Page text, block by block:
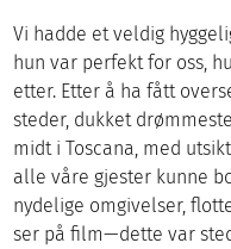
Vi hadde et veldig
hun var perfekt for oss,
etter. Etter å ha fått
steder, dukket
midt i Toscana, med
alle våre gjester kunne
nydelige omgivelser,
ser på film—dette var